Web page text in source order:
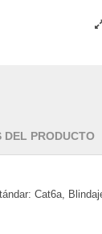
DEL PRODUCTO
Cat6a,